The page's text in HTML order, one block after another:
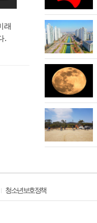
래
.
관달전망
청소년보호정책